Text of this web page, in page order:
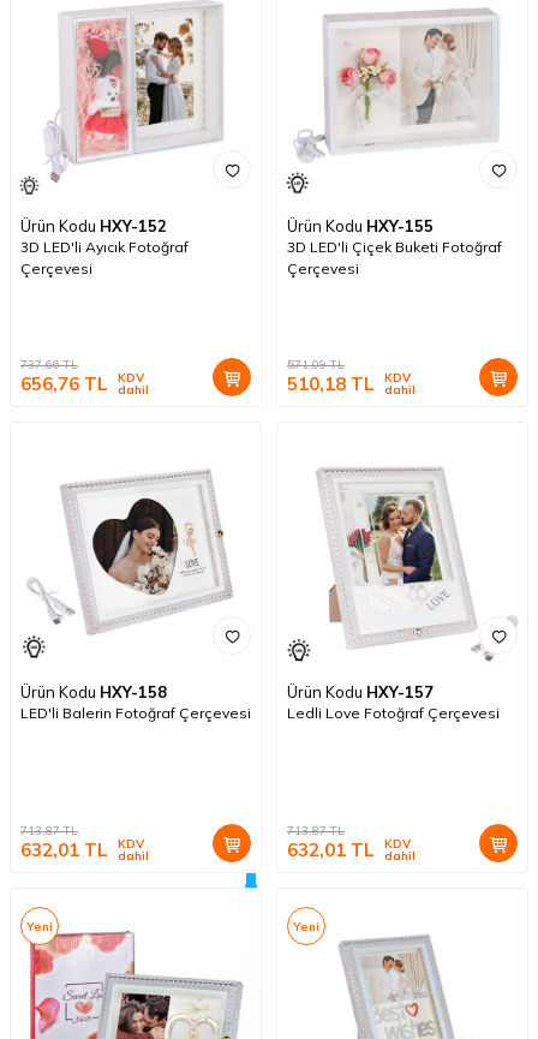
Ürün Kodu HXY-152
3D LED'li Ayıcık Fotoğraf
Çerçevesi
737,66TL
656,76 TL KDV
dahil
Ürün Kodu HXY-155
3D LED'li Çiçek Buketi Fotoğraf
Çerçevesi
571,09TL
510,18 TL KDV
dahil
Ürün Kodu HXY-158
LED'li Balerin Fotoğraf Çerçevesi
713,87TL
632,01 TL KDV
dahil
Ürün Kodu HXY-157
Ledli Love Fotoğraf Çerçevesi
713,87TL
632,01 TL KDV
dahil
Yeni Yeni